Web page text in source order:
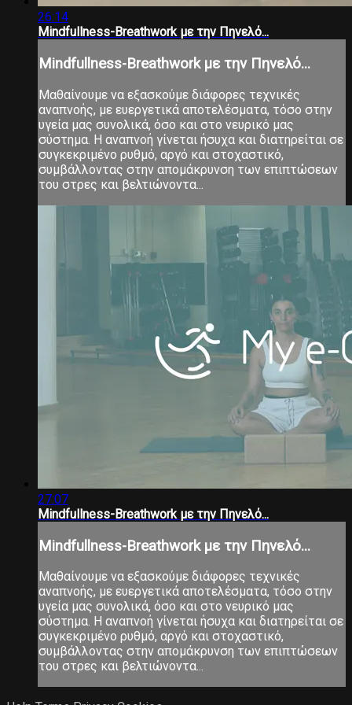
26:14
Mindfullness-Breathwork με την Πηνελό...
Mindfullness-Breathwork με την Πηνελό...
Μαθαίνουμε να εξασκούμε διάφορες τεχνικές
αναπνοής, με ευεργετικά αποτελέσματα, τόσο στην
υγεία μας συνολικά, όσο και στο νευρικό μας
σύστημα. Η αναπνοή γίνεται ήσυχα και διατηρείται σε
συγκεκριμένο ρυθμό, αργό και στοχαστικό,
συμβάλλοντας στην απομάκρυνση των επιπτώσεων
του στρες και βελτιώνοντα...
27:07
Mindfullness-Breathwork με την Πηνελό...
Mindfullness-Breathwork με την Πηνελό...
Μαθαίνουμε να εξασκούμε διάφορες τεχνικές
αναπνοής, με ευεργετικά αποτελέσματα, τόσο στην
υγεία μας συνολικά, όσο και στο νευρικό μας
σύστημα. Η αναπνοή γίνεται ήσυχα και διατηρείται σε
συγκεκριμένο ρυθμό, αργό και στοχαστικό,
συμβάλλοντας στην απομάκρυνση των επιπτώσεων
του στρες και βελτιώνοντα...